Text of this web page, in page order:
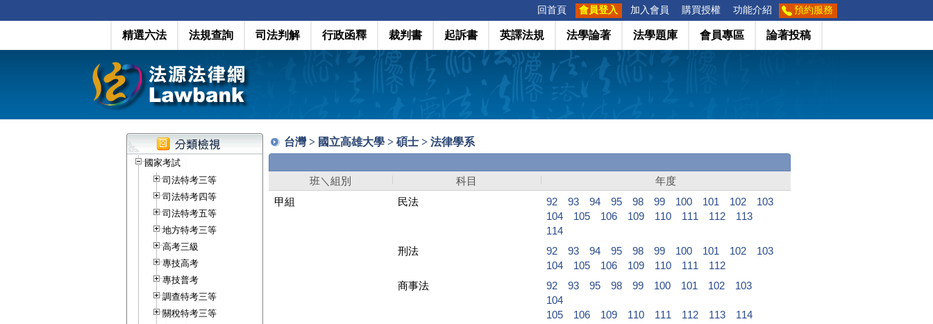
回首頁 會員登入 加入會員 購買授權 功能介紹 預約服務
精選六法 法規查詢 司法判解 行政函釋 裁判書 起訴書 英譯法規 法學論著 法學題庫 會員專區 論著投稿
國家考試
司法特考三等
司法特考四等
司法特考五等
地方特考三等
高考三級
專技高考
專技普考
調查特考三等
關稅特考三等
台灣 > 國立高雄大學 > 碩士 > 法律學系
班＼組別 科目
年度
甲組
民法 92 93 94 95 98 99 100 101 102
103
104
105 106 109 110 111 112
113
114
刑法
92 93 94 95 98 99 100 101 102
103
104
105 106 109 110 111
112
商事法
92 93 95 98 99 100 101 102
103
104
105
106 109 110 111 112 113
114